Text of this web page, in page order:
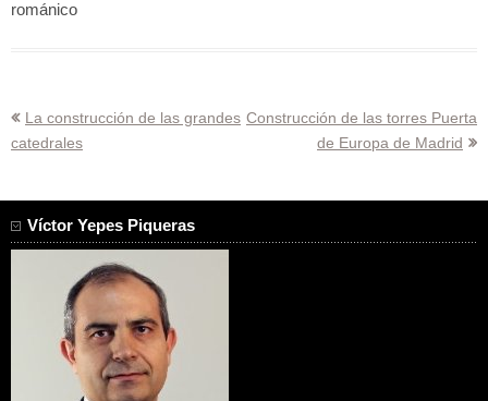
románico
Navegación
de
La construcción de las grandes
catedrales
Construcción de las torres Puerta
de Europa de Madrid
Víctor Yepes Piqueras